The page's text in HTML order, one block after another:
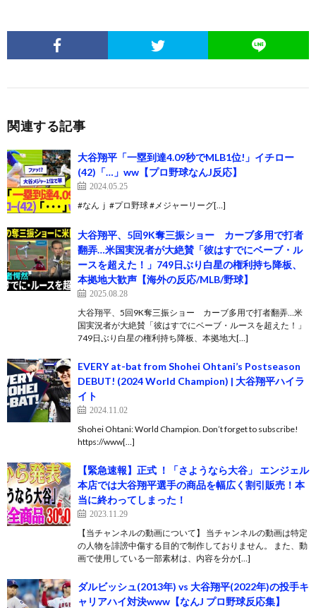
関連する記事
大谷翔平「一塁到達4.09秒でMLB1位!」イチロー
(42)「…」ww【プロ野球なんJ反応】
2024.05.25
#なんｊ #プロ野球 #メジャーリーグ[…]
大谷翔平、5回9K奪三振ショー カーブ多用で打者
翻弄…米国実況者が大絶賛「彼はすでにベーブ・ル
ースを超えた！」749日ぶり白星の権利持ち降板、
本拠地大歓声【海外の反応/MLB/野球】
2025.08.28
大谷翔平、5回9K奪三振ショー カーブ多用で打者翻弄…米
国実況者が大絶賛「彼はすでにベーブ・ルースを超えた！」
749日ぶり白星の権利持ち降板、本拠地大[…]
EVERY at-bat from Shohei Ohtani’s Postseason
DEBUT! (2024 World Champion) | 大谷翔平ハイラ
イト
2024.11.02
Shohei Ohtani: World Champion. Don’t forget to subscribe!
https://www[…]
【緊急速報】正式 ！「さようなら大谷」 エンジェル
本店では大谷翔平選手の商品を幅広く割引販売！本
当に終わってしまった！
2023.11.29
【当チャンネルの動画について】 当チャンネルの動画は特定
の人物を誹謗中傷する目的で制作しておりません。 また、動
画で使用している一部素材は、内容を分か[…]
ダルビッシュ(2013年) vs 大谷翔平(2022年)の投手キ
ャリアハイ対決www【なんJ プロ野球反応集】